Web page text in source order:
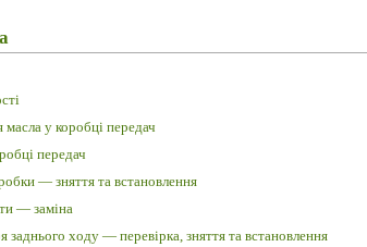
масла у коробці передач
передач
— зняття та встановлення
— заміна
заднього ходу — перевірка, зняття та встановлення